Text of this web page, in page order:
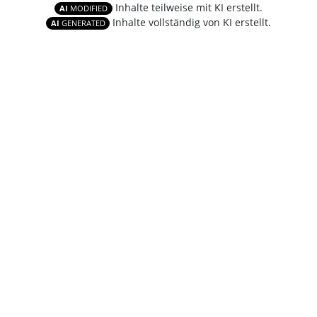
AI MODIFIED Inhalte teilweise mit KI erstellt.
AI GENERATED Inhalte vollständig von KI erstellt.